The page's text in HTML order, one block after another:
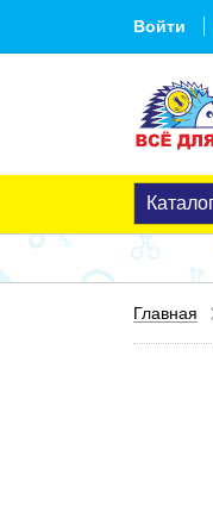
Войти
Главная